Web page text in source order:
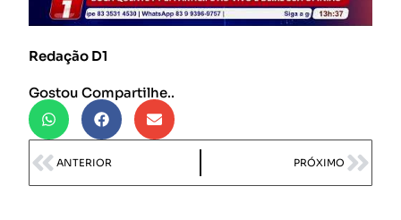
Redação D1
Gostou Compartilhe..
ANTERIOR PRÓXIMO